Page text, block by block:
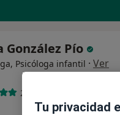
González Pío
Psicóloga infantil · Ver
29 opiniones
Tu privacidad